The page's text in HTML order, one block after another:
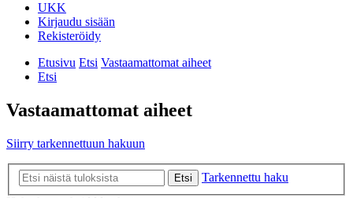
UKK
Kirjaudu sisään
Rekisteröidy
Etusivu Etsi Vastaamattomat aiheet
Etsi
Vastaamattomat aiheet
Siirry tarkennettuun hakuun
Etsi
Tarkennettu haku